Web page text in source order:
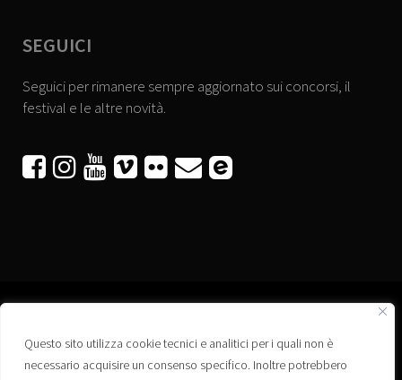
Questo sito utilizza cookie tecnici e analitici per i quali non è
necessario acquisire un consenso specifico. Inoltre potrebbero
SEGUICI
Seguici per rimanere sempre aggiornato sui concorsi, il
festival e le altre novità.
     
Associazione “Corti a Ponte” APS
Via Wagner, 42 - 35020 Ponte San Nicolò (PD)